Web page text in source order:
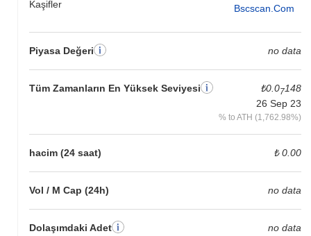
Kaşifler Bscscan.com
Piyasa Değeri no data
Tüm Zamanların En Yüksek Seviyesi ₺0.07148
26 Sep 23
% to ATH (1,762.98%)
hacim (24 saat) ₺ 0.00
Vol / M Cap (24h) no data
Dolaşımdaki Adet
no data